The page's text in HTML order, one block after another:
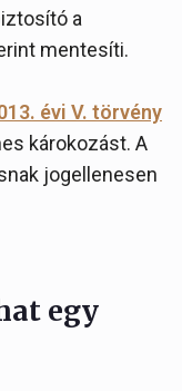
a
mentesíti.
évi V. törvény
károkozást. A
jogellenesen
egy